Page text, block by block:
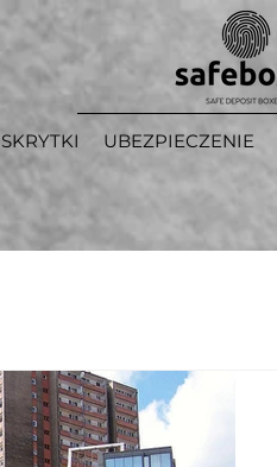
SKRYTKI UBEZPIECZENIE